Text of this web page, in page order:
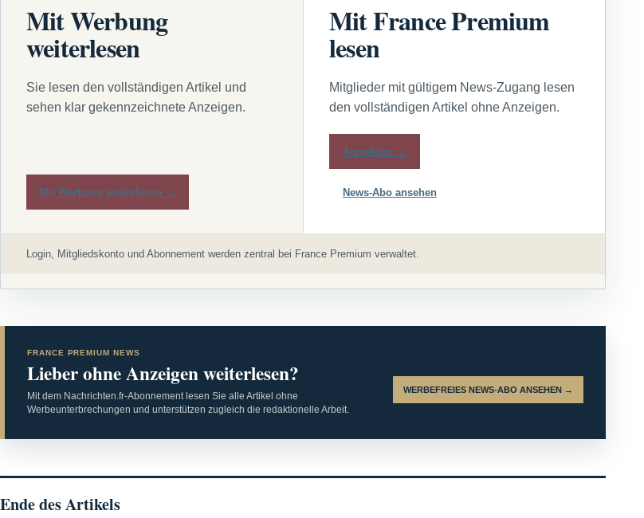
Mit Werbung
weiterlesen
Sie lesen den vollständigen Artikel und
sehen klar gekennzeichnete Anzeigen.
Mit Werbung weiterlesen →
Mit France Premium
lesen
Mitglieder mit gültigem News-Zugang lesen
den vollständigen Artikel ohne Anzeigen.
Anmelden →
News-Abo ansehen
Login, Mitgliedskonto und Abonnement werden zentral bei France Premium verwaltet.
FRANCE PREMIUM NEWS
Lieber ohne Anzeigen weiterlesen?
Mit dem Nachrichten.fr-Abonnement lesen Sie alle Artikel ohne
Werbeunterbrechungen und unterstützen zugleich die redaktionelle Arbeit.
WERBEFREIES NEWS-ABO ANSEHEN →
Ende des Artikels